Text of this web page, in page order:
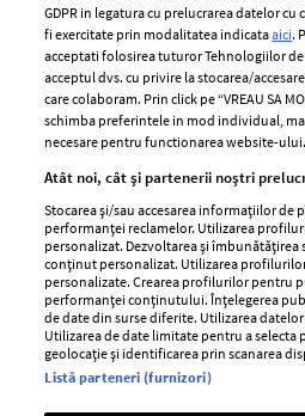
Dani Oțil a dezvăluit motivul
merge în vacanță cu fiul său.
+ MAI MULTE
GDPR in legatura cu prelucrarea datelor
fi exercitate prin modalitatea indicataaici.
acceptati folosirea tuturor Tehnologiilor
acceptul dvs. cu privire la stocarea/
care colaboram. Prin click pe “VREAU SA
schimba preferintele in mod individual,
necesare pentru functionarea website-ului.
Atât noi, cât și partenerii noștri
Stocarea și/sau accesarea informațiilor de
performanței reclamelor. Utilizarea
personalizat. Dezvoltarea și
conținut personalizat. Utilizarea
personalizate. Crearea profilurilor pentru
performanței conținutului. Înțelegerea
de date din surse diferite. Utilizarea
Utilizarea de date limitate pentru a selecta
geolocație și identificarea prin scanarea
Listă parteneri (furnizori)